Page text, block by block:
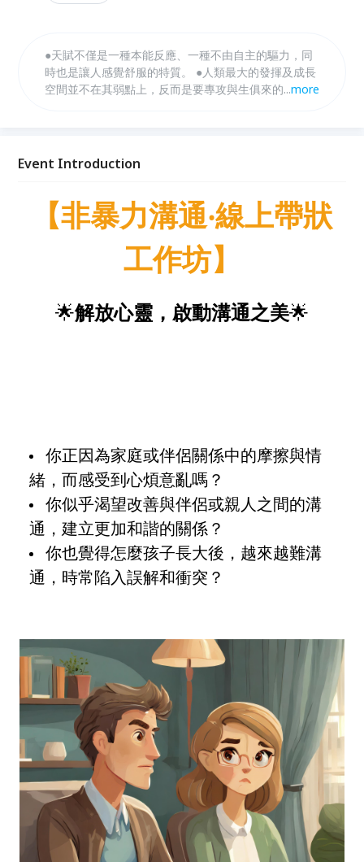
●天賦不僅是一種本能反應、一種不由自主的驅力，同
時也是讓人感覺舒服的特質。 ●人類最大的發揮及成長
空間並不在其弱點上，反而是要專攻與生俱來的天賦能
...more
Event Introduction
【非暴力溝通‧線上帶狀
工作坊】
🌟解放心靈，啟動溝通之美🌟
你正因為家庭或伴侶關係中的摩擦與情
緒，而感受到心煩意亂嗎？
你似乎渴望改善與伴侶或親人之間的溝
通，建立更加和諧的關係？
你也覺得怎麼孩子長大後，越來越難溝
通，時常陷入誤解和衝突？